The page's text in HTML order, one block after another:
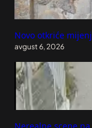
Novo otkriće
avgust 6, 2026
Nerealne scene